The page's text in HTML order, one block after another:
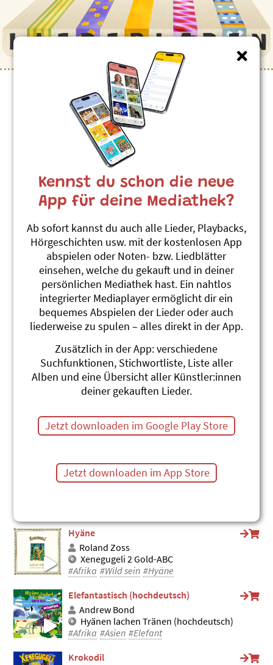
Kinderlieder zum Thema
”Afrika”
Baobab / Adansonia digitata
Roland Zoss
Baumlieder 2
#Elefant #Afrika #Affe #Baum #Baobab
Maimona
Roland Zoss
Schlummerland 2
#Afrika #Elefant #Glück
I de Savanne
Andrew Bond
Prima, Rhina!
#Afrika
Zebra
Roland Zoss
Xenegugeli, Tierlieder ABC
#Zebra #Afrika
Andrew Bond
Prima, Rhina!
Pinguin in Afrika (Vers)
Andrew Bond
Hyäne
Roland Zoss
Xenegugeli 2 Gold-ABC
#Afrika #Wild sein #Hyäne
Elefantastisch (hochdeutsch)
Andrew Bond
Hyänen lachen Tränen (hochdeutsch)
#Afrika #Asien #Elefant
Krokodil
Kennst du schon die neue
App für deine Mediathek?
Ab sofort kannst du auch alle Lieder, Playbacks,
Hörgeschichten usw. mit der kostenlosen App
abspielen oder Noten- bzw. Liedblätter
einsehen, welche du gekauft und in deiner
persönlichen Mediathek hast. Ein nahtlos
integrierter Mediaplayer ermöglicht dir ein
bequemes Abspielen der Lieder oder auch
liederweise zu spulen – alles direkt in der App.
Zusätzlich in der App: verschiedene
Suchfunktionen, Stichwortliste, Liste aller
Alben und eine Übersicht aller Künstler:innen
deiner gekauften Lieder.
Jetzt downloaden im Google Play Store
Jetzt downloaden im App Store